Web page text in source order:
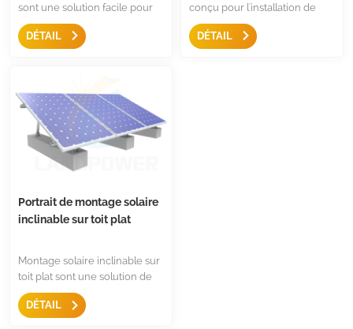
sont une solution facile pour
monter le panneau, avec une
conception antidérapante, un
DÉTAIL
conçu pour l'installation de
panneaux solaires à deux
rangées sur un toit plat, ils sont
DÉTAIL
Portrait de montage solaire
inclinable sur toit plat
Montage solaire inclinable sur
toit plat sont une solution de
montage rapide et facile pour
les toits plats, avec peu
DÉTAIL